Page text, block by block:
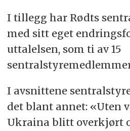
I tillegg har Rødts
med sitt eget
uttalelsen, som ti av 15
I avsnittene
det blant annet: «Uten
Ukraina blitt overkjørt